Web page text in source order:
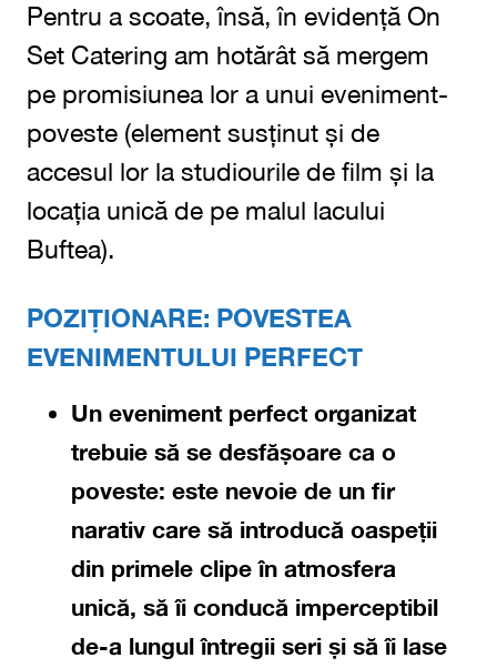
Pentru a scoate, însă, în evidență On
Set Catering am hotărât să mergem
pe promisiunea lor a unui eveniment-
poveste (element susținut și de
accesul lor la studiourile de film și la
locația unică de pe malul lacului
Buftea).
POZIȚIONARE: POVESTEA
EVENIMENTULUI PERFECT
Un eveniment perfect organizat
trebuie să se desfășoare ca o
poveste: este nevoie de un fir
narativ care să introducă oaspeții
din primele clipe în atmosfera
unică, să îi conducă imperceptibil
de-a lungul întregii seri și să îi lase